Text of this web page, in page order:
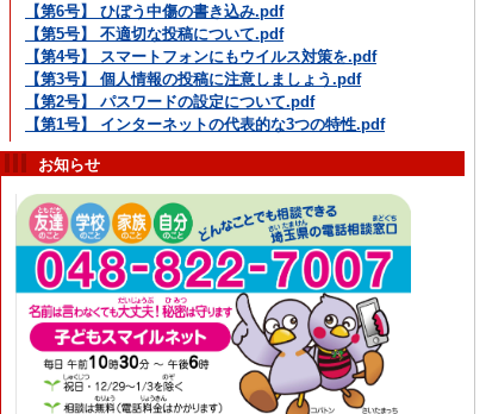
【第6号】 ひぼう中傷の書き込み.pdf
【第5号】 不適切な投稿について.pdf
【第4号】 スマートフォンにもウイルス対策を.pdf
【第3号】 個人情報の投稿に注意しましょう.pdf
【第2号】 パスワードの設定について.pdf
【第1号】 インターネットの代表的な3つの特性.pdf
お知らせ